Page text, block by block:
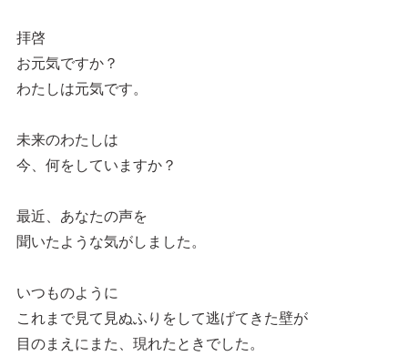
拝啓
お元気ですか？
わたしは元気です。
未来のわたしは
今、何をしていますか？
最近、あなたの声を
聞いたような気がしました。
いつものように
これまで見て見ぬふりをして逃げてきた壁が
目のまえにまた、現れたときでした。